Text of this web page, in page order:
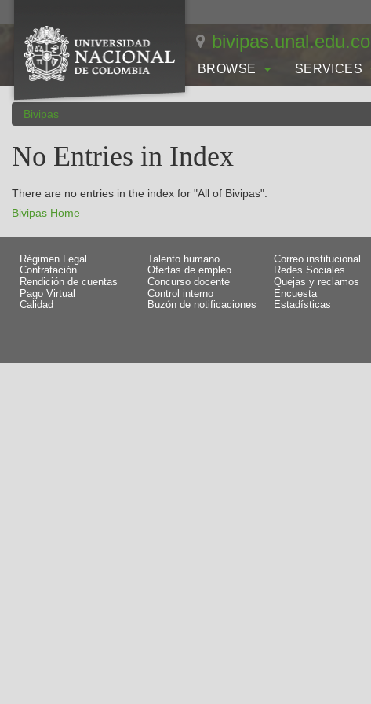
bivipas.unal.edu.co
BROWSE SERVICES
Bivipas
No Entries in Index
There are no entries in the index for "All of Bivipas".
Bivipas Home
Régimen Legal
Talento humano
Contratación
Ofertas de empleo
Rendición de cuentas
Concurso docente
Pago Virtual
Control interno
Calidad
Buzón de notificaciones
Correo institucional
Redes Sociales
Quejas y reclamos
Encuesta
Estadísticas